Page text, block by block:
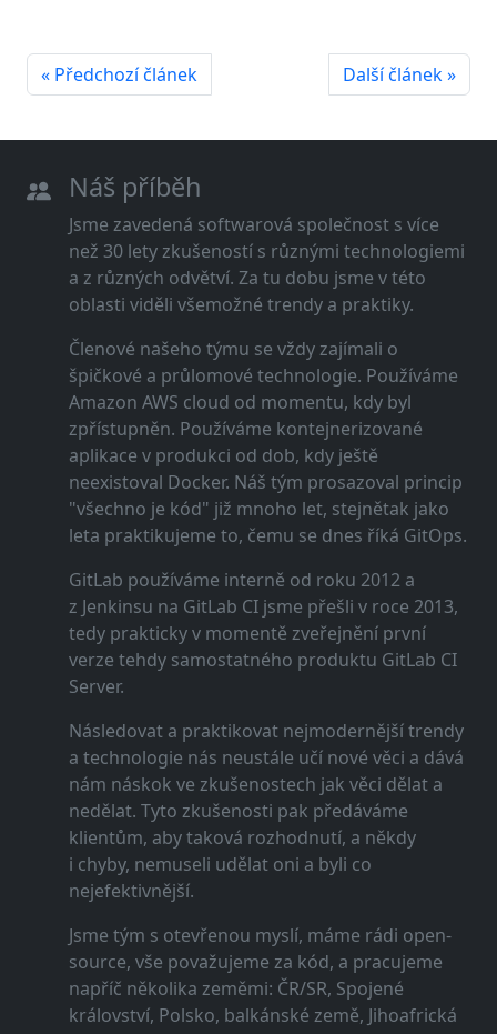
« Předchozí článek Další článek »
Náš příběh
Jsme zavedená softwarová společnost s více
než 30 lety zkušeností s různými technologiemi
a z různých odvětví. Za tu dobu jsme v této
oblasti viděli všemožné trendy a praktiky.
Členové našeho týmu se vždy zajímali o
špičkové a průlomové technologie. Používáme
Amazon AWS cloud od momentu, kdy byl
zpřístupněn. Používáme kontejnerizované
aplikace v produkci od dob, kdy ještě
neexistoval Docker. Náš tým prosazoval princip
"všechno je kód" již mnoho let, stejnětak jako
leta praktikujeme to, čemu se dnes říká GitOps.
GitLab používáme interně od roku 2012 a
z Jenkinsu na GitLab CI jsme přešli v roce 2013,
tedy prakticky v momentě zveřejnění první
verze tehdy samostatného produktu GitLab CI
Server.
Následovat a praktikovat nejmodernější trendy
a technologie nás neustále učí nové věci a dává
nám náskok ve zkušenostech jak věci dělat a
nedělat. Tyto zkušenosti pak předáváme
klientům, aby taková rozhodnutí, a někdy
i chyby, nemuseli udělat oni a byli co
nejefektivnější.
Jsme tým s otevřenou myslí, máme rádi open-
source, vše považujeme za kód, a pracujeme
napříč několika zeměmi: ČR/SR, Spojené
království, Polsko, balkánské země, Jihoafrická